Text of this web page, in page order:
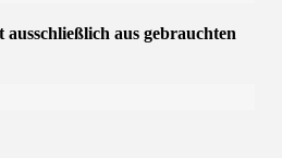
ausschließlich aus gebrauchten